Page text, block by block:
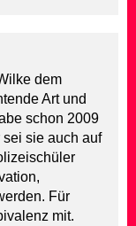
dem
Art und
schon 2009
sie auch auf
Für
mit.